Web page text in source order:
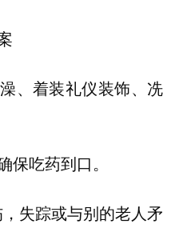
、着装礼仪装饰、冼
吃药到口。
失踪或与别的老人矛